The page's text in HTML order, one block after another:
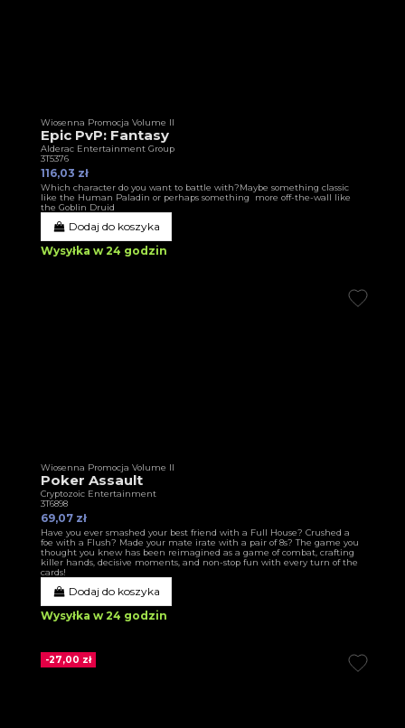
Wiosenna Promocja Volume II
Epic PvP: Fantasy
Alderac Entertainment Group
3T5376
116,03 zł
Which character do you want to battle with?Maybe something classic
like the Human Paladin or perhaps something more off-the-wall like
the Goblin Druid
Dodaj do koszyka
Wysyłka w 24 godzin
Wiosenna Promocja Volume II
Poker Assault
Cryptozoic Entertainment
3T6898
69,07 zł
Have you ever smashed your best friend with a Full House? Crushed a
foe with a Flush? Made your mate irate with a pair of 8s? The game you
thought you knew has been reimagined as a game of combat, crafting
killer hands, decisive moments, and non-stop fun with every turn of the
cards!
Dodaj do koszyka
Wysyłka w 24 godzin
-27,00 zł